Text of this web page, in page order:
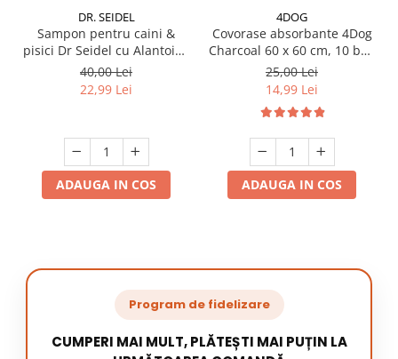
DR. SEIDEL
Sampon pentru caini &
pisici Dr Seidel cu Alantoina
220 ml
40,00 Lei
22,99 Lei
ADAUGA IN COS
4DOG
Covorase absorbante 4Dog
Charcoal 60 x 60 cm, 10 buc
/ pachet
25,00 Lei
14,99 Lei
ADAUGA IN COS
Program de fidelizare
CUMPERI MAI MULT, PLĂTEȘTI MAI PUȚIN LA